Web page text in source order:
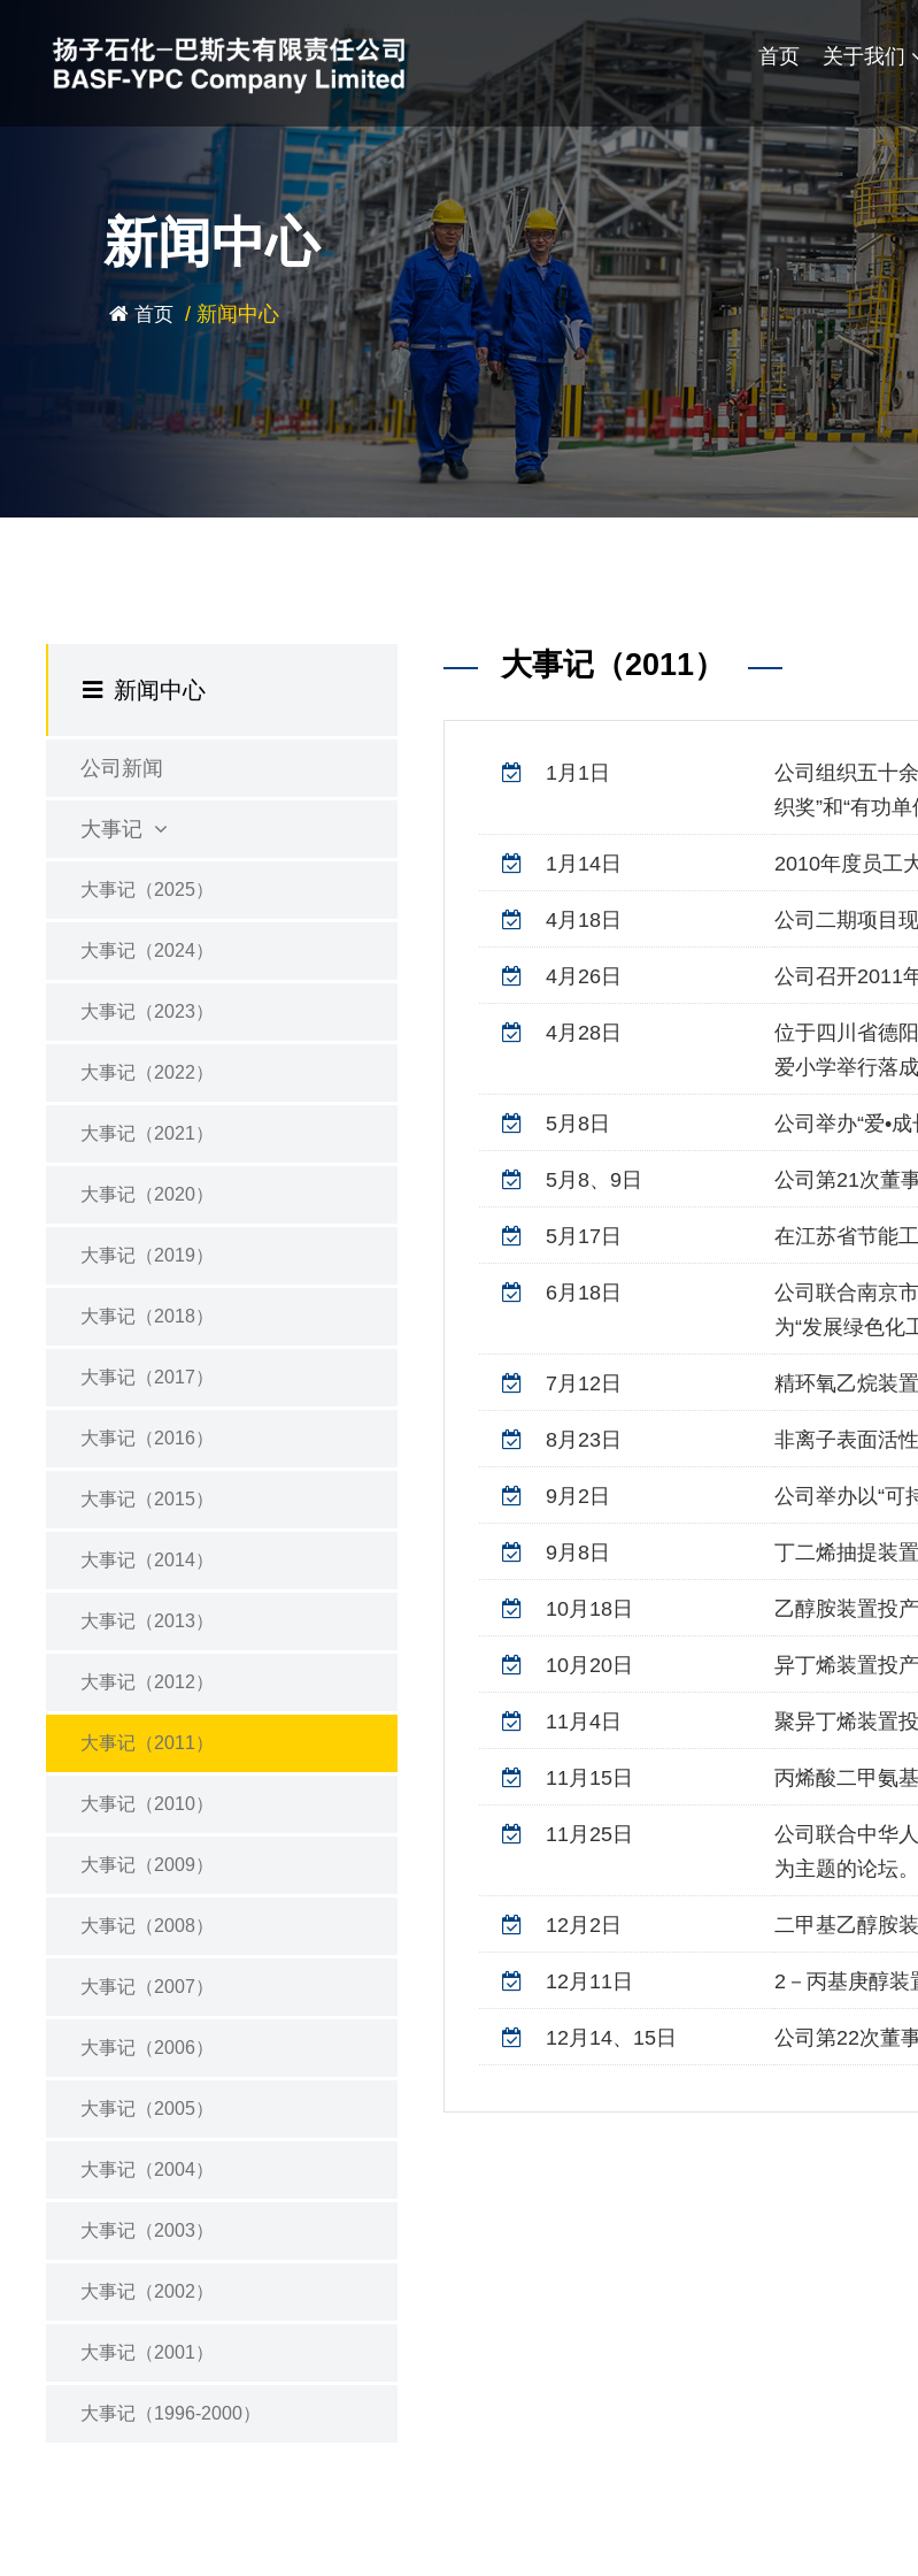
首页 关于我们
新闻中心
首页 / 新闻中心
新闻中心
公司新闻
大事记
大事记（2025）
大事记（2024）
大事记（2023）
大事记（2022）
大事记（2021）
大事记（2020）
大事记（2019）
大事记（2018）
大事记（2017）
大事记（2016）
大事记（2015）
大事记（2014）
大事记（2013）
大事记（2012）
大事记（2011）
大事记（2010）
大事记（2009）
大事记（2008）
大事记（2007）
大事记（2006）
大事记（2005）
大事记（2004）
大事记（2003）
大事记（2002）
大事记（2001）
大事记（1996-2000）
大事记（2011）
1月1日
公司组织五十
织奖”和“有功单
1月14日 2010年度员工
4月18日 公司二期项目
4月26日 公司召开2011
4月28日
位于四川省德
爱小学举行落成
5月8日 公司举办“爱•
5月8、9日 公司第21次董
5月17日 在江苏省节能
6月18日
公司联合南京
为“发展绿色化
7月12日 精环氧乙烷装置
8月23日 非离子表面活
9月2日 公司举办以“可
9月8日 丁二烯抽提装置
10月18日 乙醇胺装置投产
10月20日 异丁烯装置投产
11月4日 聚异丁烯装置投
11月15日 丙烯酸二甲氨
11月25日
公司联合中华
为主题的论坛。
12月2日 二甲基乙醇胺装
12月11日 2－丙基庚醇装
12月14、15日 公司第22次董